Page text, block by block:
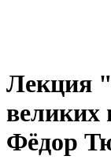
Лекция
великих
Фёдор